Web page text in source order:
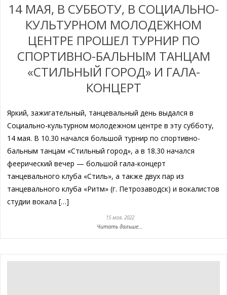
14 МАЯ, В СУББОТУ, В СОЦИАЛЬНО-
КУЛЬТУРНОМ МОЛОДЕЖНОМ
ЦЕНТРЕ ПРОШЕЛ ТУРНИР ПО
СПОРТИВНО-БАЛЬНЫМ ТАНЦАМ
«СТИЛЬНЫЙ ГОРОД» И ГАЛА-
КОНЦЕРТ
Яркий, зажигательный, танцевальный день выдался в
Социально-культурном молодежном центре в эту субботу,
14 мая. В 10.30 начался большой турнир по спортивно-
бальным танцам «Стильный город», а в 18.30 начался
феерический вечер — большой гала-концерт
танцевального клуба «Стиль», а также двух пар из
танцевального клуба «Ритм» (г. Петрозаводск) и вокалистов
студии вокала […]
15 мая, 2022
Читать дальше...